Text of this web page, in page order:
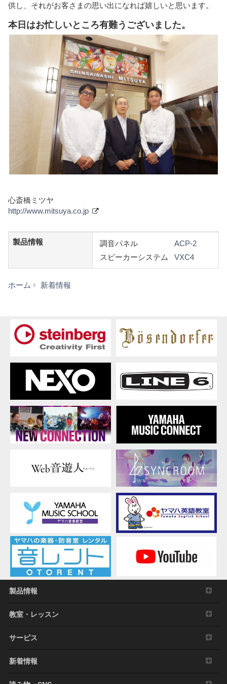
供し、それがお客さまの思い出になれば嬉しいと思います。
本日はお忙しいところ有難うございました。
心斎橋ミツヤ
http://www.mitsuya.co.jp
製品情報 調音パネル
ACP-2
スピーカーシステム
VXC4
ホーム 新着情報
心
斎
橋
ツ
ヤ
様
/
カ
フ
ェ
レ
ト
阪
製品情報
教室・レッスン
サービス
新着情報